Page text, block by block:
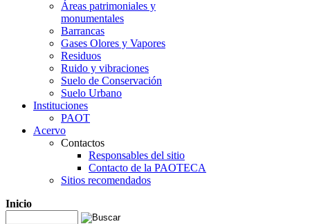
Áreas patrimoniales y
monumentales
Barrancas
Gases Olores y Vapores
Residuos
Ruido y vibraciones
Suelo de Conservación
Suelo Urbano
Instituciones
PAOT
Acervo
Contactos
Responsables del sitio
Contacto de la PAOTECA
Sitios recomendados
Inicio